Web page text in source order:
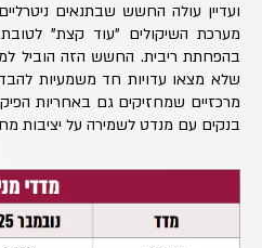
ועדיין עולה החשש שבתנאים
מערכת השיקולים "עוד קצת" לטובת
בהפחתת ריבית. החשש הזה הוביל
שלא מצאו עדויות חד משמעיות
מרכזיים שמחזיקים גם באחריות
בנקים עם מנדט לשמירה על יציבות